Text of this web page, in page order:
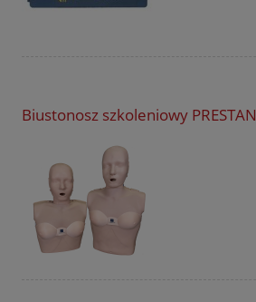
Biustonosz szkoleniowy PRESTAN